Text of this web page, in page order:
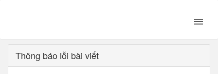
Thông báo lỗi bài viết